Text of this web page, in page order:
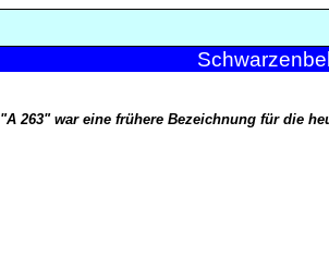
"A 263" war eine frühere Bezeichnung für die